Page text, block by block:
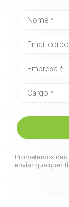
Prometemos
enviar qualquer